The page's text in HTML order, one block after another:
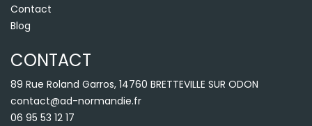
Contact
Blog
CONTACT
89 Rue Roland Garros, 14760 BRETTEVILLE SUR ODON
contact@ad-normandie.fr
06 95 53 12 17